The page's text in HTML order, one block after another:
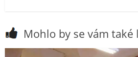
Mohlo by se vám také